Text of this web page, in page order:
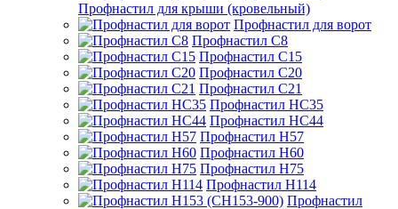
Профнастил для крыши (кровельный)
Профнастил для ворот
Профнастил С8
Профнастил С15
Профнастил С20
Профнастил С21
Профнастил НС35
Профнастил НС44
Профнастил Н57
Профнастил Н60
Профнастил Н75
Профнастил Н114
Профнастил